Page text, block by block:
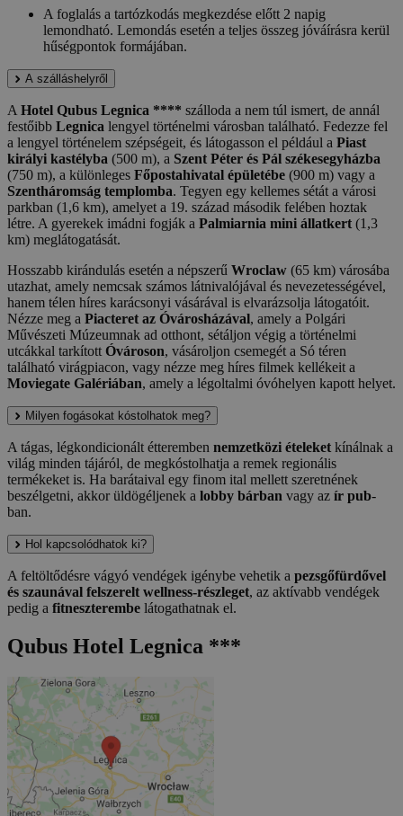
A foglalás a tartózkodás megkezdése előtt 2 napig
lemondható. Lemondás esetén a teljes összeg jóváírásra kerül
hűségpontok formájában.
A szálláshelyről
A Hotel Qubus Legnica **** szálloda a nem túl ismert, de annál
festőibb Legnica lengyel történelmi városban található. Fedezze fel
a lengyel történelem szépségeit, és látogasson el például a Piast
királyi kastélyba (500 m), a Szent Péter és Pál székesegyházba
(750 m), a különleges Főpostahivatal épületébe (900 m) vagy a
Szentháromság templomba. Tegyen egy kellemes sétát a városi
parkban (1,6 km), amelyet a 19. század második felében hoztak
létre. A gyerekek imádni fogják a Palmiarnia mini állatkert (1,3
km) meglátogatását.
Hosszabb kirándulás esetén a népszerű Wroclaw (65 km) városába
utazhat, amely nemcsak számos látnivalójával és nevezetességével,
hanem télen híres karácsonyi vásárával is elvarázsolja látogatóit.
Nézze meg a Piacteret az Óvárosházával, amely a Polgári
Művészeti Múzeumnak ad otthont, sétáljon végig a történelmi
utcákkal tarkított Óvároson, vásároljon csemegét a Só téren
található virágpiacon, vagy nézze meg híres filmek kellékeit a
Moviegate Galériában, amely a légoltalmi óvóhelyen kapott helyet.
Milyen fogásokat kóstolhatok meg?
A tágas, légkondicionált étteremben nemzetközi ételeket kínálnak a
világ minden tájáról, de megkóstolhatja a remek regionális
termékeket is. Ha barátaival egy finom ital mellett szeretnének
beszélgetni, akkor üldögéljenek a lobby bárban vagy az ír pub-
ban.
Hol kapcsolódhatok ki?
A feltöltődésre vágyó vendégek igénybe vehetik a pezsgőfürdővel
és szaunával felszerelt wellness-részleget, az aktívabb vendégek
pedig a fitneszterembe látogathatnak el.
Qubus Hotel Legnica ***